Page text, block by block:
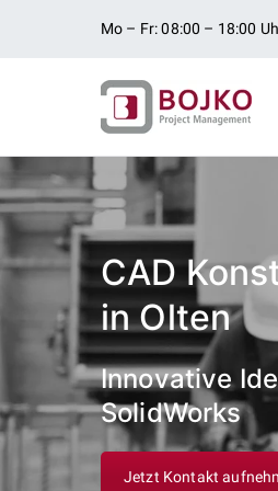
Mo – Fr: 08:00 – 18:00
CAD
in Olten
Innovative
SolidWorks
Jetzt Kontakt